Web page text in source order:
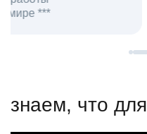
средняя оценка hh.ru
знаем, что